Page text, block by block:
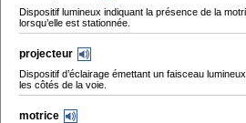
Dispositif lumineux indiquant la présence de la
lorsqu’elle est stationnée.
projecteur
Dispositif d’éclairage émettant un faisceau
les côtés de la voie.
motrice